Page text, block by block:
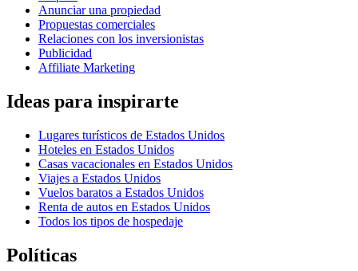
Anunciar una propiedad
Propuestas comerciales
Relaciones con los inversionistas
Publicidad
Affiliate Marketing
Ideas para inspirarte
Lugares turísticos de Estados Unidos
Hoteles en Estados Unidos
Casas vacacionales en Estados Unidos
Viajes a Estados Unidos
Vuelos baratos a Estados Unidos
Renta de autos en Estados Unidos
Todos los tipos de hospedaje
Políticas